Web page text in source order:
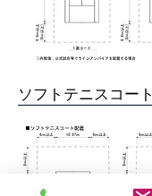
​ソフトテニスコート